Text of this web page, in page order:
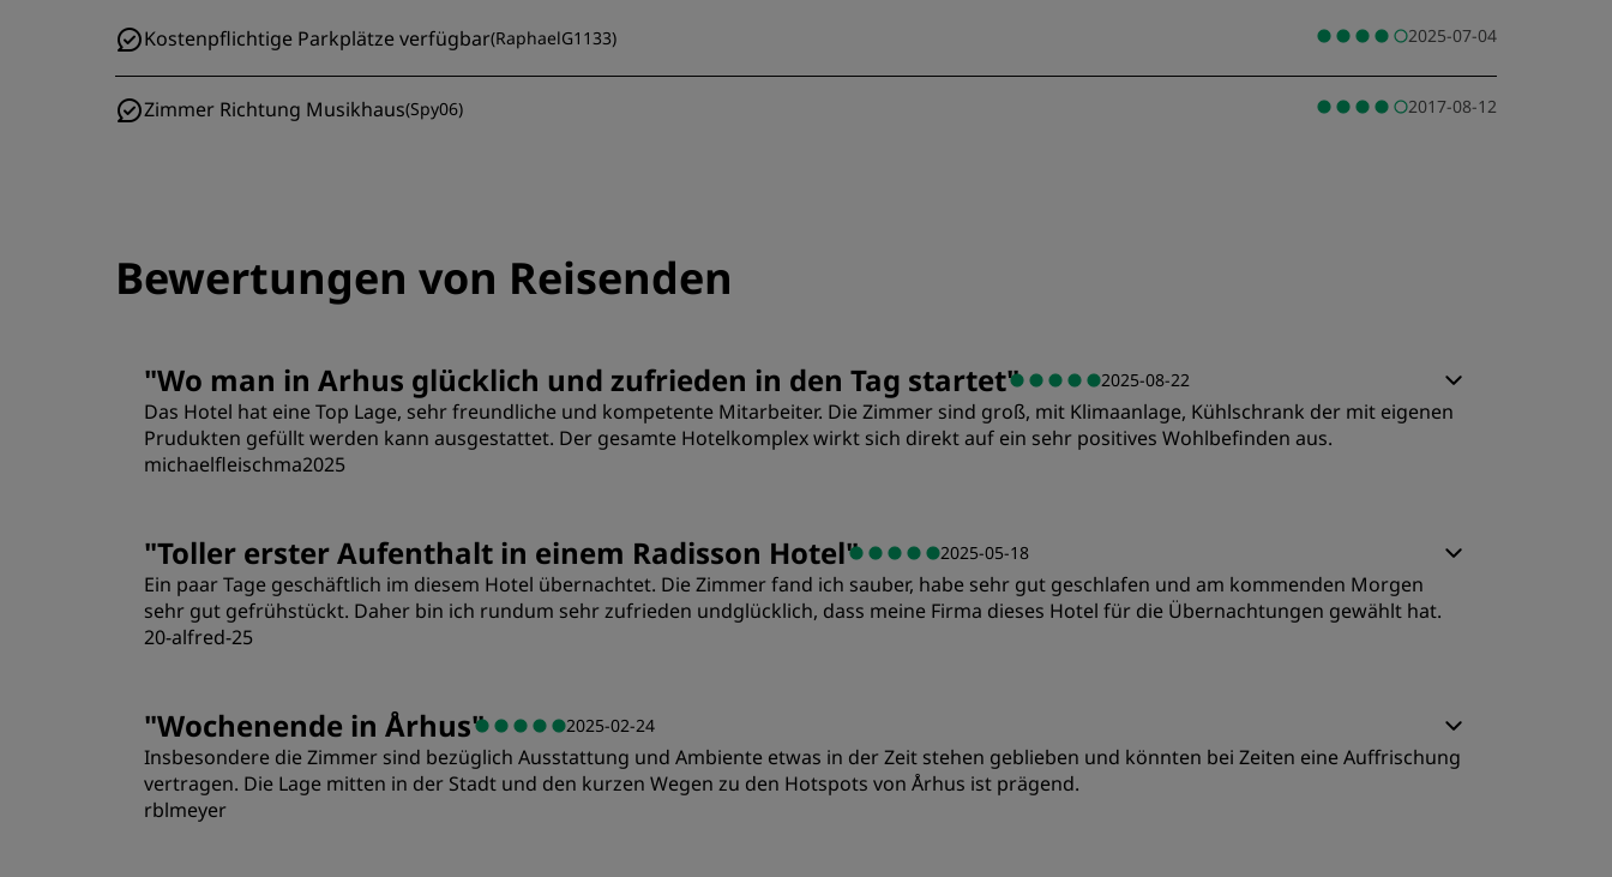
Kostenpflichtige Parkplätze verfügbar(RaphaelG1133) 2025-07-04
Zimmer Richtung Musikhaus(Spy06) 2017-08-12
Bewertungen von Reisenden
"Wo man in Arhus glücklich und zufrieden in den Tag startet" 2025-08-22
Das Hotel hat eine Top Lage, sehr freundliche und kompetente Mitarbeiter. Die Zimmer sind groß, mit Klimaanlage, Kühlschrank der mit eigenen
Prudukten gefüllt werden kann ausgestattet. Der gesamte Hotelkomplex wirkt sich direkt auf ein sehr positives Wohlbefinden aus.
michaelfleischma2025
Lage Sauberkeit Service
"Toller erster Aufenthalt in einem Radisson Hotel" 2025-05-18
Ein paar Tage geschäftlich im diesem Hotel übernachtet. Die Zimmer fand ich sauber, habe sehr gut geschlafen und am kommenden Morgen
sehr gut gefrühstückt. Daher bin ich rundum sehr zufrieden undglücklich, dass meine Firma dieses Hotel für die Übernachtungen gewählt hat.
20-alfred-25
Sauberkeit
"Wochenende in Århus" 2025-02-24
Insbesondere die Zimmer sind bezüglich Ausstattung und Ambiente etwas in der Zeit stehen geblieben und könnten bei Zeiten eine Auffrischung
vertragen. Die Lage mitten in der Stadt und den kurzen Wegen zu den Hotspots von Århus ist prägend.
rblmeyer